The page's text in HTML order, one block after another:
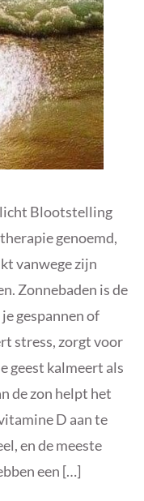
Blootstelling
genoemd,
vanwege zijn
Zonnebaden is de
gespannen of
stress, zorgt voor
geest kalmeert als
de zon helpt het
D aan te
en de meeste
een […]